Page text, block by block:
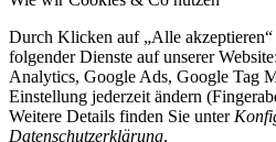
Durch Klicken auf „Alle akzeptieren“
folgender Dienste auf unserer
Analytics, Google Ads, Google Tag
Einstellung jederzeit ändern
Weitere Details finden Sie unter
Datenschutzerklärung.